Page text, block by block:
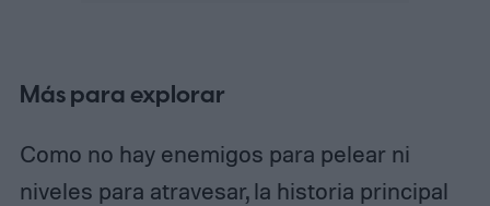
Más para explorar
Como no hay enemigos para pelear ni
niveles para atravesar, la historia principal